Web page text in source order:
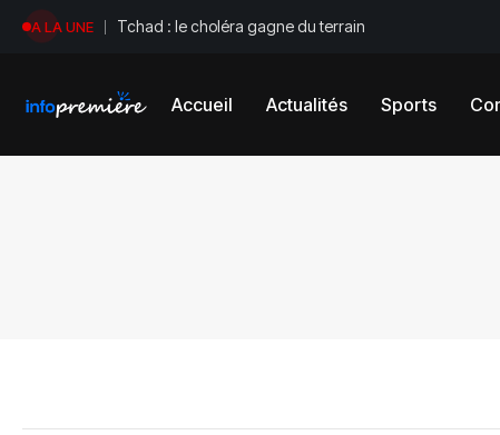
A LA UNE Tchad : le choléra gagne du terrain
Accueil Actualités Sports